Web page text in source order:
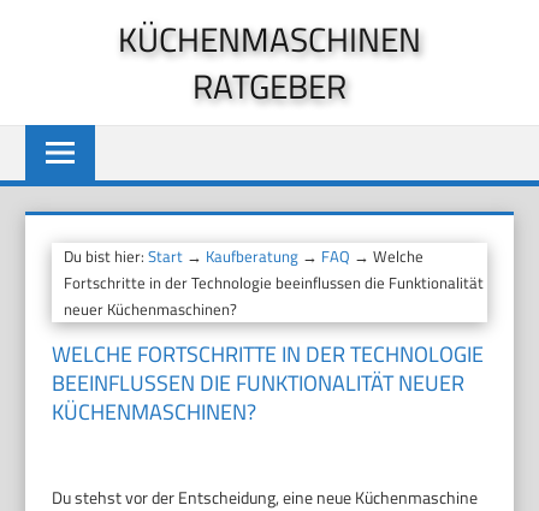
KÜCHENMASCHINEN
RATGEBER
Du bist hier:Start → Kaufberatung → FAQ → Welche
Fortschritte in der Technologie beeinflussen die Funktionalität
neuer Küchenmaschinen?
WELCHE FORTSCHRITTE IN DER TECHNOLOGIE
BEEINFLUSSEN DIE FUNKTIONALITÄT NEUER
KÜCHENMASCHINEN?
Du stehst vor der Entscheidung, eine neue Küchenmaschine